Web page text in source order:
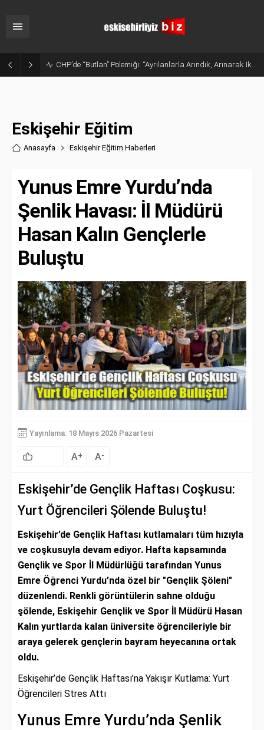
Sanayide Altyapı ve Temizlik Tepkisi: Gürhan Albayrak Küçük Sanayi Esnafını Ziyaret Etti
Eskişehir Eğitim
Anasayfa Eskişehir Eğitim Haberleri
Yunus Emre Yurdu’nda
Şenlik Havası: İl Müdürü
Hasan Kalın Gençlerle
Buluştu
Yayınlama: 18 Mayıs 2026 Pazartesi
A+ A-
Eskişehir’de Gençlik Haftası Coşkusu:
Yurt Öğrencileri Şölende Buluştu!
Eskişehir’de Gençlik Haftası kutlamaları tüm hızıyla
ve coşkusuyla devam ediyor. Hafta kapsamında
Gençlik ve Spor İl Müdürlüğü tarafından Yunus
Emre Öğrenci Yurdu’nda özel bir "Gençlik Şöleni"
düzenlendi. Renkli görüntülerin sahne olduğu
şölende, Eskişehir Gençlik ve Spor İl Müdürü Hasan
Kalın yurtlarda kalan üniversite öğrencileriyle bir
araya gelerek gençlerin bayram heyecanına ortak
oldu.
Eskişehir’de Gençlik Haftası’na Yakışır Kutlama: Yurt
Öğrencileri Stres Attı
Yunus Emre Yurdu’nda Şenlik